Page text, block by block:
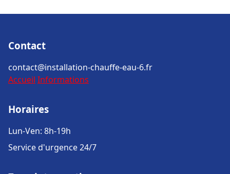
Contact
contact@installation-chauffe-eau-6.fr
Accueil Informations
Horaires
Lun-Ven: 8h-19h
Service d'urgence 24/7